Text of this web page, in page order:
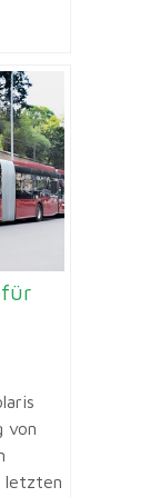
für
von
letzten